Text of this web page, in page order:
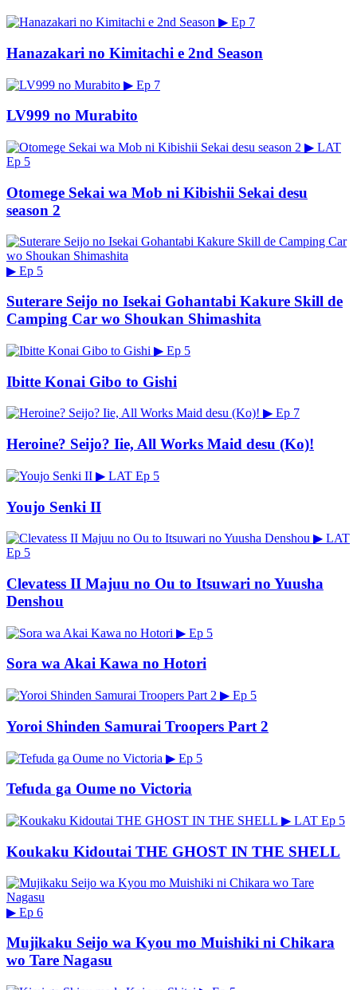
▶ Ep 7
Hanazakari no Kimitachi e 2nd Season
▶ Ep 7
LV999 no Murabito
▶ LAT
Ep 5
Otomege Sekai wa Mob ni Kibishii Sekai desu
season 2
▶ Ep 5
Suterare Seijo no Isekai Gohantabi Kakure Skill de
Camping Car wo Shoukan Shimashita
▶ Ep 5
Ibitte Konai Gibo to Gishi
▶ Ep 7
Heroine? Seijo? Iie, All Works Maid desu (Ko)!
▶ LAT Ep 5
Youjo Senki II
▶ LAT
Ep 5
Clevatess II Majuu no Ou to Itsuwari no Yuusha
Denshou
▶ Ep 5
Sora wa Akai Kawa no Hotori
▶ Ep 5
Yoroi Shinden Samurai Troopers Part 2
▶ Ep 5
Tefuda ga Oume no Victoria
▶ LAT Ep 5
Koukaku Kidoutai THE GHOST IN THE SHELL
▶ Ep 6
Mujikaku Seijo wa Kyou mo Muishiki ni Chikara
wo Tare Nagasu